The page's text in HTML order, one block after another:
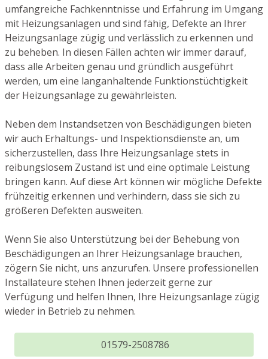
umfangreiche Fachkenntnisse und Erfahrung im Umgang
mit Heizungsanlagen und sind fähig, Defekte an Ihrer
Heizungsanlage zügig und verlässlich zu erkennen und
zu beheben. In diesen Fällen achten wir immer darauf,
dass alle Arbeiten genau und gründlich ausgeführt
werden, um eine langanhaltende Funktionstüchtigkeit
der Heizungsanlage zu gewährleisten.
Neben dem Instandsetzen von Beschädigungen bieten
wir auch Erhaltungs- und Inspektionsdienste an, um
sicherzustellen, dass Ihre Heizungsanlage stets in
reibungslosem Zustand ist und eine optimale Leistung
bringen kann. Auf diese Art können wir mögliche Defekte
frühzeitig erkennen und verhindern, dass sie sich zu
größeren Defekten ausweiten.
Wenn Sie also Unterstützung bei der Behebung von
Beschädigungen an Ihrer Heizungsanlage brauchen,
zögern Sie nicht, uns anzurufen. Unsere professionellen
Installateure stehen Ihnen jederzeit gerne zur
Verfügung und helfen Ihnen, Ihre Heizungsanlage zügig
wieder in Betrieb zu nehmen.
01579-2508786